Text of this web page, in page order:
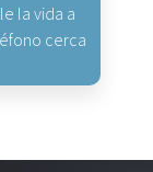
la vida a
cerca